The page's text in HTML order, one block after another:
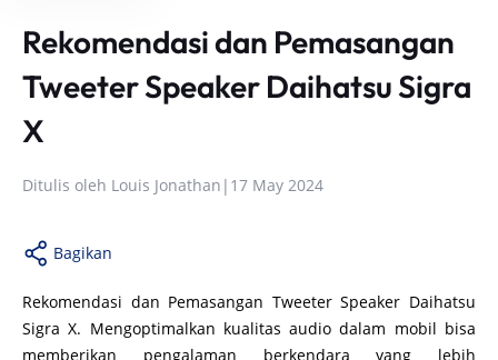
Rekomendasi dan Pemasangan
Tweeter Speaker Daihatsu Sigra
X
Ditulis oleh Louis Jonathan | 17 May 2024
Bagikan
Rekomendasi dan Pemasangan Tweeter Speaker Daihatsu
Sigra X. Mengoptimalkan kualitas audio dalam mobil bisa
memberikan pengalaman berkendara yang lebih